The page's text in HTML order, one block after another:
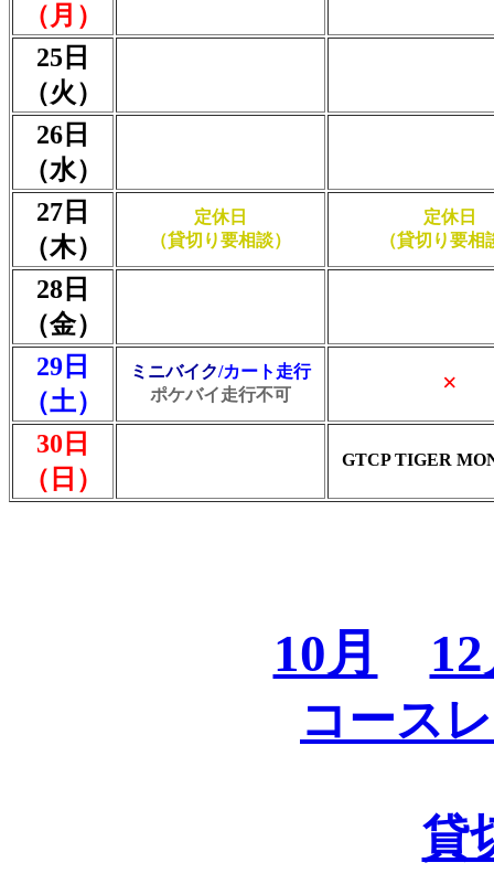
（月）
25日
（火）
26日
（水）
27日
（木）
定休日
（貸切り要相談）
定休日
（貸切り要相
28日
（金）
29日
（土）
ミニバイク/カート走行
ポケバイ走行不可
×
30日
（日）
GTCP TIGER
10月
コース
貸